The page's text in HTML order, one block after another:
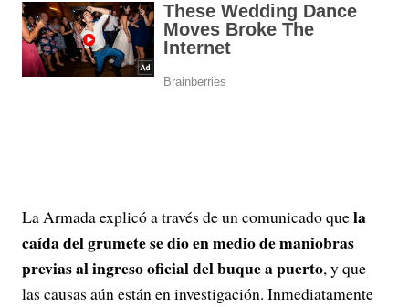
La Armada explicó a través de un comunicado quela
caída del grumete se dio en medio de maniobras
previas al ingreso oficial del buque a puerto, y que
las causas aún están en investigación. Inmediatamente